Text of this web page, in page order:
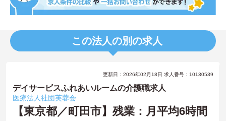
この法人の別の求人
更新日：2026年02月18日 求人番号：10130539
デイサービスふれあいルームの介護職求人
医療法人社団芙蓉会
【東京都／町田市】残業：月平均6時間